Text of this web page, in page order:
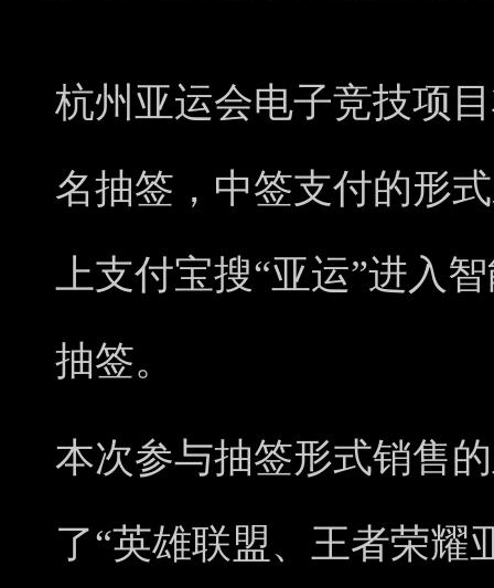
杭州亚运会电子竞技项
名抽签，中签支付的形
上支付宝搜“亚运”进入
抽签。
本次参与抽签形式销售
了“英雄联盟、王者荣耀